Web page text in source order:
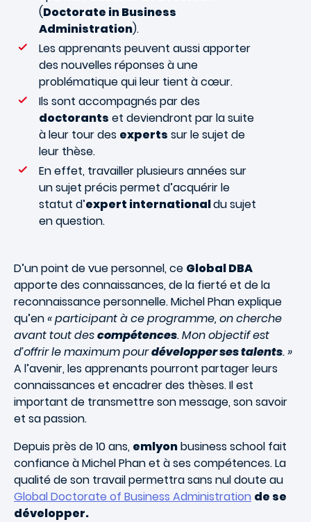
(Doctorate in Business
Administration).
Les apprenants peuvent aussi apporter
des nouvelles réponses à une
problématique qui leur tient à cœur.
Ils sont accompagnés par des
doctorants et deviendront par la suite
à leur tour des experts sur le sujet de
leur thèse.
En effet, travailler plusieurs années sur
un sujet précis permet d’acquérir le
statut d’expert internationaldu sujet
en question.
D’un point de vue personnel, ce Global DBA
apporte des connaissances, de la fierté et de la
reconnaissance personnelle. Michel Phan explique
qu’en« participant à ce programme, on cherche
avant tout descompétences. Mon objectif est
d’offrir le maximum pourdévelopper ses talents. »
A l’avenir, les apprenants pourront partager leurs
connaissances et encadrer des thèses. Il est
important de transmettre son message, son savoir
et sa passion.
Depuis près de 10 ans, emlyonbusiness school fait
confiance à Michel Phan et à ses compétences. La
qualité de son travail permettra sans nul doute au
Global Doctorate of Business Administration de se
développer.